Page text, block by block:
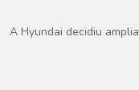
A Hyundai decidiu